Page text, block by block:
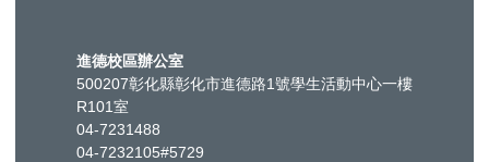
進德校區辦公室
500207彰化縣彰化市進德路1號學生活動中心一樓
R101室
04-7231488
04-7232105#5729